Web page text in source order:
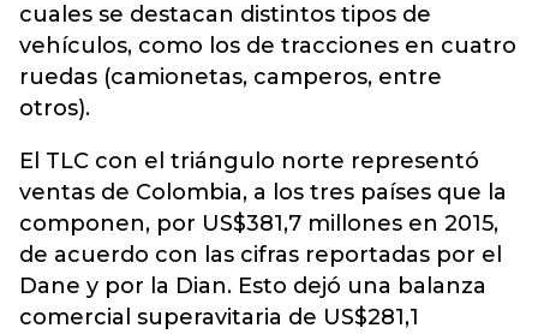
cuales se destacan distintos tipos de
vehículos, como los de tracciones en cuatro
ruedas (camionetas, camperos, entre
otros).
El TLC con el triángulo norte representó
ventas de Colombia, a los tres países que la
componen, por US$381,7 millones en 2015,
de acuerdo con las cifras reportadas por el
Dane y por la Dian. Esto dejó una balanza
comercial superavitaria de US$281,1